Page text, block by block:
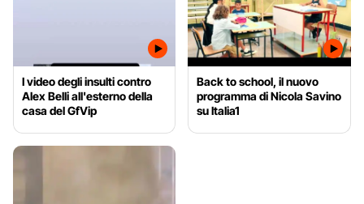
I video degli insulti contro
Alex Belli all'esterno della
casa del GfVip
Back to school, il nuovo
programma di Nicola Savino
su Italia1